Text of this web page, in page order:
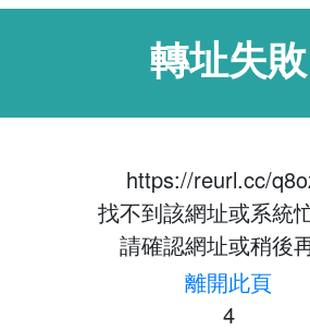
轉址失敗
https://reurl.cc/
找不到該網址或系統
請確認網址或稍後
離開此頁
4